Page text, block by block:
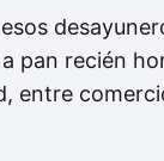
pan recién
entre